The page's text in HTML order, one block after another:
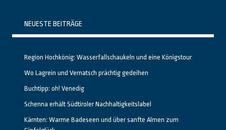
NEUESTE BEITRÄGE
Region Hochkönig: Wasserfallschaukeln und eine Königstour
Wo Lagrein und Vernatsch prächtig gedeihen
Buchtipp: oh! Venedig
Schenna erhält Südtiroler Nachhaltigkeitslabel
Kärnten: Warme Badeseen und über sanfte Almen zum